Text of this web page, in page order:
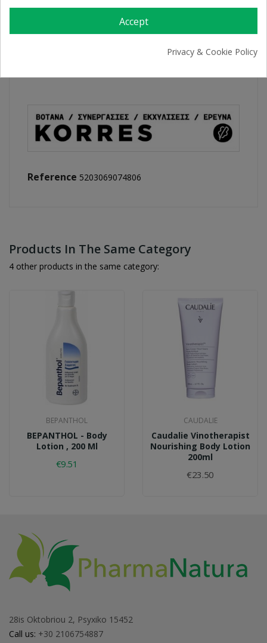
PRODUCT DETAILS
Reference 5203069074806
Products In The Same Category
4 other products in the same category:
BEPANTHOL
BEPANTHOL - Body
Lotion , 200 Ml
€9.51
CAUDALIE
Caudalie Vinotherapist
Nourishing Body Lotion
200ml
€23.50
28is Oktobriou 2, Psyxiko 15452
Call us: +30 2106754887
Accept
Privacy & Cookie Policy